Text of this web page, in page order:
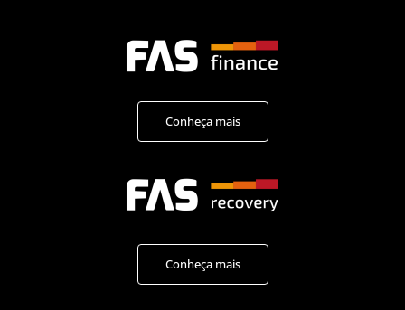
Conheça mais
Conheça mais